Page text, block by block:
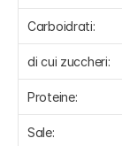
Carboidrati:
di cui zuccheri:
Proteine:
Sale: